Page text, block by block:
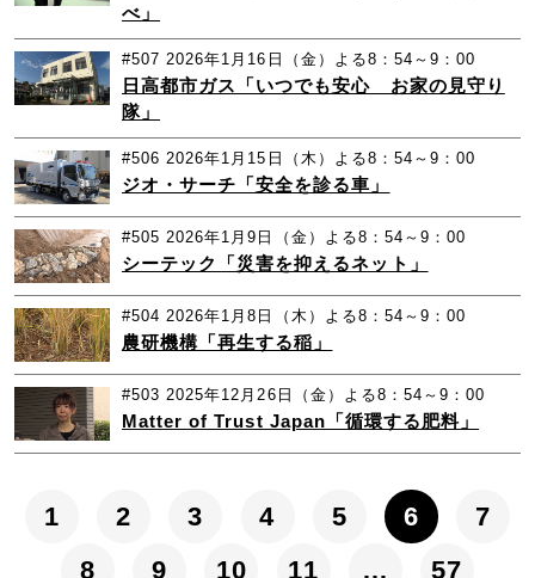
べ」
#507 2026年1月16日（金）よる8：54～9：00
日高都市ガス「いつでも安心 お家の見守り
隊」
#506 2026年1月15日（木）よる8：54～9：00
ジオ・サーチ「安全を診る車」
#505 2026年1月9日（金）よる8：54～9：00
シーテック「災害を抑えるネット」
#504 2026年1月8日（木）よる8：54～9：00
農研機構「再生する稲」
#503 2025年12月26日（金）よる8：54～9：00
Matter of Trust Japan「循環する肥料」
1 2 3 4 5 6
7
8
9 10 11 … 57